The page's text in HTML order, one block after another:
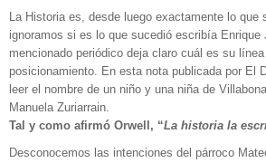
La Historia es, desde luego exactamente lo que
ignoramos si es lo que sucedió escribía Enrique
mencionado periódico deja claro cuál es su
posicionamiento. En esta nota publicada por El
leer el nombre de un niño y una niña de
Manuela Zuriarrain.
Tal y como afirmó Orwell, “La historia la
Desconocemos las intenciones del párroco